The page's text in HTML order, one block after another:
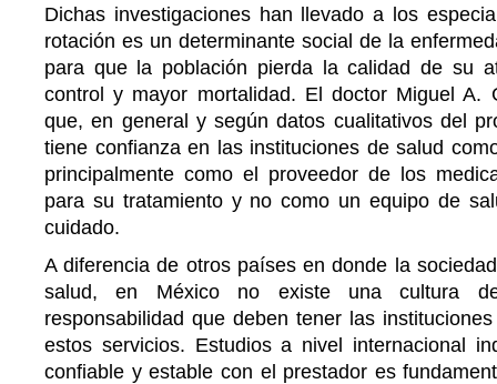
Dichas investigaciones han llevado a los
rotación es un determinante social de la
para que la población pierda la calidad de su
control y mayor mortalidad. El doctor Miguel A.
que, en general y según datos cualitativos del
tiene confianza en las instituciones de salud
principalmente como el proveedor de los
para su tratamiento y no como un equipo de
cuidado.
A diferencia de otros países en donde la
salud, en México no existe una cultura
responsabilidad que deben tener las
estos servicios. Estudios a nivel internacional
confiable y estable con el prestador es